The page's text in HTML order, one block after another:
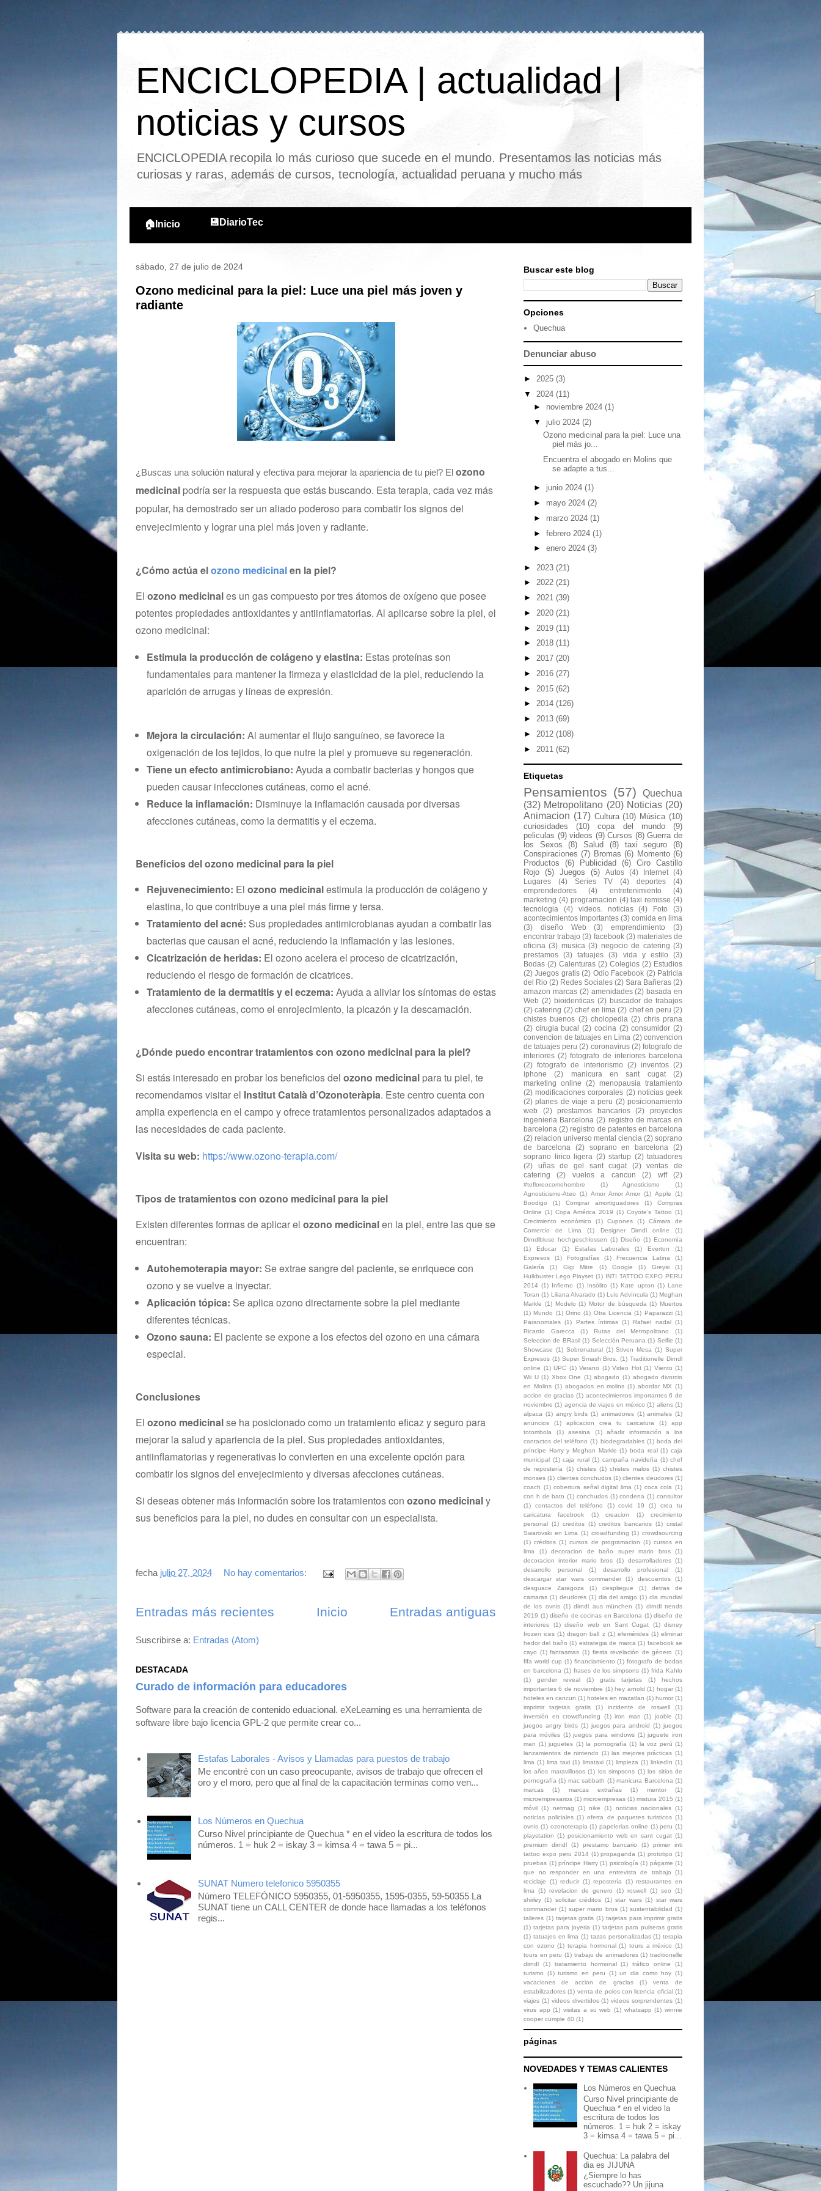
ENCICLOPEDIA | actualidad |
noticias y cursos
ENCICLOPEDIA recopila lo más curioso que sucede en el mundo. Presentamos las noticias más
curiosas y raras, además de cursos, tecnología, actualidad peruana y mucho más
🏠Inicio 💾DiarioTec
sábado, 27 de julio de 2024
Ozono medicinal para la piel: Luce una piel más joven y
radiante
¿Buscas una solución natural y efectiva para mejorar la apariencia de tu piel? El ozono
medicinal podría ser la respuesta que estás buscando. Esta terapia, cada vez más
popular, ha demostrado ser un aliado poderoso para combatir los signos del
envejecimiento y lograr una piel más joven y radiante.
¿Cómo actúa elozono medicinalen la piel?
El ozono medicinales un gas compuesto por tres átomos de oxígeno que posee
potentes propiedades antioxidantes y antiinflamatorias. Al aplicarse sobre la piel, el
ozono medicinal:
Estimula la producción de colágeno y elastina: Estas proteínas son
fundamentales para mantener la firmeza y elasticidad de la piel, reduciendo la
aparición de arrugas y líneas de expresión.
Mejora la circulación: Al aumentar el flujo sanguíneo, se favorece la
oxigenación de los tejidos, lo que nutre la piel y promueve su regeneración.
Tiene un efecto antimicrobiano: Ayuda a combatir bacterias y hongos que
pueden causar infecciones cutáneas, como el acné.
Reduce la inflamación: Disminuye la inflamación causada por diversas
afecciones cutáneas, como la dermatitis y el eczema.
Beneficios del ozono medicinal para la piel
Rejuvenecimiento: El ozono medicinalestimula la producción de colágeno y
elastina, lo que contribuye a una piel más firme y tersa.
Tratamiento del acné: Sus propiedades antimicrobianas ayudan a combatir las
bacterias que causan el acné, reduciendo la inflamación y las lesiones.
Cicatrización de heridas: El ozono acelera el proceso de cicatrización,
reduciendo el riesgo de formación de cicatrices.
Tratamiento de la dermatitis y el eczema: Ayuda a aliviar los síntomas de estas
afecciones cutáneas, como el enrojecimiento, la picazón y la descamación.
¿Dónde puedo encontrar tratamientos con ozono medicinal para la piel?
Si estás interesado en probar los beneficios del ozono medicinal para tu piel, te
recomendamos visitar el Institut Català d’Ozonoteràpia. Este centro cuenta con
amplia experiencia en el campo y ofrece tratamientos personalizados adaptados a
las necesidades de cada paciente.
Visita su web: https://www.ozono-terapia.com/
Tipos de tratamientos con ozono medicinal para la piel
Existen diferentes formas de aplicar el ozono medicinalen la piel, entre las que se
encuentran:
Autohemoterapia mayor: Se extrae sangre del paciente, se enriquece con
ozono y se vuelve a inyectar.
Aplicación tópica: Se aplica ozono directamente sobre la piel mediante
diferentes técnicas.
Ozono sauna: El paciente se expone a los efectos del ozono en una cámara
especial.
Conclusiones
El ozono medicinalse ha posicionado como un tratamiento eficaz y seguro para
mejorar la salud y apariencia de la piel. Sus propiedades antioxidantes,
antiinflamatorias y regenerativas lo convierten en una excelente opción para
combatir los signos del envejecimiento y diversas afecciones cutáneas.
Si deseas obtener más información sobre los tratamientos con ozono medicinaly
sus beneficios para la piel, no dudes en consultar con un especialista.
fecha julio 27, 2024 No hay comentarios:
Entradas más recientes Entradas antiguas
Inicio
Suscribirse a: Entradas (Atom)
DESTACADA
Curado de información para educadores
Software para la creación de contenido eduacional. eXeLearning es una herramienta de
software libre bajo licencia GPL-2 que permite crear co...
Estafas Laborales - Avisos y Llamadas para puestos de trabajo
Me encontré con un caso preocupante, avisos de trabajo que ofrecen el
oro y el moro, pero que al final de la capacitación terminas como ven...
Los Números en Quechua
Curso Nivel principiante de Quechua * en el video la escritura de todos los
números. 1 = huk 2 = iskay 3 = kimsa 4 = tawa 5 = pi...
SUNAT Numero telefonico 5950355
Número TELEFÓNICO 5950355, 01-5950355, 1595-0355, 59-50355 La
SUNAT tiene un CALL CENTER de donde hace llamadas a los teléfonos
regis...
Buscar este blog
Opciones
Quechua
Denunciar abuso
► 2025 (3)
▼ 2024 (11)
► noviembre 2024 (1)
▼ julio 2024 (2)
Ozono medicinal para la piel: Luce una
piel más jo...
Encuentra el abogado en Molins que
se adapte a tus...
► junio 2024 (1)
► mayo 2024 (2)
► marzo 2024 (1)
► febrero 2024 (1)
► enero 2024 (3)
► 2023 (21)
► 2022 (21)
► 2021 (39)
► 2020 (21)
► 2019 (11)
► 2018 (11)
► 2017 (20)
► 2016 (27)
► 2015 (62)
► 2014 (126)
► 2013 (69)
► 2012 (108)
► 2011 (62)
Etiquetas
Pensamientos (57)
Quechua
(32) Metropolitano (20) Noticias (20)
Animacion (17) Cultura (10) Música (10)
curiosidades
(10) copa del mundo
(9)
peliculas (9) videos (9) Cursos (8) Guerra de
los Sexos
(8) Salud (8) taxi seguro
(8)
Conspiraciones (7) Bromas (6) Momento (6)
Productos
(6) Publicidad (6) Ciro Castillo
Rojo (5) Juegos (5) Autos (4) Internet
(4)
Lugares
(4) Series TV (4) deportes
(4)
emprendedores
(4) entretenimiento
(4)
marketing (4) programacion (4) taxi remisse (4)
tecnologia
(4) videos. noticias (4) Foto
(3)
acontecimientos importantes (3) comida en lima
(3)
diseño Web (3) emprendimiento
(3)
encontrar trabajo (3) facebook (3) materiales de
oficina (3) musica (3) negocio de catering (3)
prestamos
(3) tatuajes (3) vida y estilo
(3)
Bodas (2) Calenturas (2) Colegios (2) Estudios
(2) Juegos gratis (2) Odio Facebook (2) Patricia
del Rio (2) Redes Sociales (2) Sara Bañeras (2)
amazon marcas (2) amenidades (2) basada en
Web (2) bioidenticas (2) buscador de trabajos
(2) catering (2) chef en lima (2) chef en peru (2)
chistes buenos (2) cholopedia (2) chris prana
(2) cirugia bucal (2) cocina (2) consumidor (2)
convencion de tatuajes en Lima (2) convencion
de tatuajes peru (2) coronavirus (2) fotografo de
interiores (2) fotografo de interiores barcelona
(2) fotografo de interiorismo (2) inventos (2)
iphone
(2) manicura en sant cugat
(2)
marketing online
(2) menopausia tratamiento
(2) modificaciones corporales (2) noticias geek
(2) planes de viaje a peru (2) posicionamiento
web
(2) prestamos bancarios (2)
proyectos
ingenieria Barcelona (2) registro de marcas en
barcelona (2) registro de patentes en barcelona
(2) relacion universo mental ciencia (2) soprano
de barcelona
(2) soprano en barcelona
(2)
soprano lirico ligera (2) startup (2) tatuadores
(2)
uñas de gel sant cugat (2)
ventas de
catering
(2) vuelos a cancun (2) wtf (2)
#tefloreocomohombre (1) Agnosticismo
(1)
Agnosticismo-Ateo
(1) Amor Amor Amor (1) Apple
(1)
Boodigo
(1) Comprar amortiguadores (1)
Compras
Online (1) Copa América 2019 (1) Coyote's Tattoo (1)
Crecimiento económico
(1) Cupones (1)
Cámara de
Comercio de Lima
(1) Designer Dirndl online
(1)
Dirndlbluse hochgeschlossen (1) Diseño (1) Economía
(1)
Educar (1) Estafas Laborales (1) Everton
(1)
Expresos
(1) Fotografías (1) Frecuencia Latina
(1)
Galería
(1) Gigi Mitre (1) Google (1) Greysi
(1)
Hulkbuster Lego Playset (1) INTI TATTOO EXPO PERU
2014 (1) Infierno (1) Insólito (1) Kate upton (1) Lane
Toran (1) Liliana Alvarado (1) Luis Advíncula (1) Meghan
Markle (1) Modelo (1) Motor de búsqueda (1) Muertos
(1) Mundo (1) Orino (1) Otra Licencia (1) Paparazzi (1)
Paranomales (1) Partes íntimas (1) Rafael nadal (1)
Ricardo Garecca
(1) Rutas del Metropolitano
(1)
Seleccion de BRasil (1) Selección Peruana (1) Selfie (1)
Showcase (1) Sobrenatural (1) Stiven Mesa (1) Super
Expresos (1) Super Smash Bros. (1) Traditionelle Dirndl
online (1) UPC (1) Verano (1) Video Hot (1) Viento (1)
Wii U (1) Xbox One (1) abogado (1) abogado divorcio
en Molins (1) abogados en molins (1) abordar MX (1)
accion de gracias (1) acontecimientos importantes 6 de
noviembre (1) agencia de viajes en méxico (1) aliens (1)
alpaca (1) angry birds (1) animadores (1) animales (1)
anuncios
(1) aplicacion crea tu caricatura (1)
app
totombola
(1) asesina (1)
añadir información a los
contactos del teléfono (1) biodegradables (1) boda del
príncipe Harry y Meghan Markle (1) boda real (1) caja
municipal (1) caja rural (1) campaña navideña (1) chef
de repostería
(1) chistes (1) chistes malos (1) chistes
monses (1) clientes conchudos (1) clientes deudores (1)
coach (1) cobertura señal digital lima (1) coca cola (1)
con h de bato (1) conchudos (1) condena (1) consultor
(1)
contactos del teléfono (1) covid 19 (1)
crea tu
caricatura facebook
(1) creacion (1)
crecimiento
personal (1) creditos (1) creditos bancarios (1) cristal
Swarovski en Lima (1) crowdfunding (1) crowdsourcing
(1) créditos (1) cursos de programacion (1) cursos en
lima
(1) decoracion de baño super mario bros
(1)
decoracion interior mario bros (1) desarrolladores (1)
desarrollo personal
(1) desarrollo profesional
(1)
descargar star wars commander
(1) descuentos
(1)
desguace Zaragoza
(1) despliegue (1)
detras de
camaras (1) deudores (1) dia del amigo (1) dia mundial
de los ovnis (1) dirndl aus münchen (1) dirndl trends
2019 (1) diseño de cocinas en Barcelona (1) diseño de
interiores
(1) diseño web en Sant Cugat (1) disney
frozen ices (1) dragon ball z (1) efemérides (1) eliminar
hedor del baño (1) estrategia de marca (1) facebook se
cayo (1) fantasmas (1) fiesta revelación de género (1)
fifa world cup (1) financiamiento (1) fotografo de bodas
en barcelona (1) frases de los simpsons (1) frida Kahlo
(1)
gender reveal (1) gratis tarjetas (1)
hechos
importantes 6 de noviembre (1) hey arnold (1) hogar (1)
hoteles en cancun (1) hoteles en mazatlan (1) humor (1)
imprimir tarjetas gratis
(1) incidente de roswell
(1)
inversión en crowdfunding
(1) iron man (1) jooble (1)
juegos angry birds (1) juegos para android (1) juegos
para móviles (1) juegos para windows (1) juguete iron
man (1) juguetes (1) la pornografía (1) la voz perú (1)
lanzamientos de nintendo (1) las mejores prácticas (1)
lima (1) lima taxi (1) limataxi (1) limpieza (1) linkedIn (1)
los años maravillosos (1) los simpsons (1) los sitios de
pornografía (1) mac sabbath (1) manicura Barcelona (1)
marcas
(1) marcas extrañas (1) mentor
(1)
microempresarios (1) microempresas (1) mistura 2015 (1)
móvil (1) netmag (1) nike (1) noticias nacionales (1)
noticias policiales (1) oferta de paquetes turisticos (1)
ovnis (1) ozonoterapia (1) papelerias online (1) peru (1)
playstation (1) posicionamiento web en sant cugat (1)
premium dirndl
(1) prestamo bancario (1)
primer inti
tattoo expo peru 2014 (1) propaganda (1) prototipo (1)
pruebas (1) príncipe Harry (1) psicología (1) págame (1)
que no responder en una entrevista de trabajo
(1)
reciclaje
(1) reducir (1) repostería (1) restaurantes en
lima
(1) revelacion de genero (1) roswell (1) seo
(1)
shirley (1) solicitar créditos (1) star wars (1) star wars
commander (1) super mario bros (1) sustentabilidad (1)
talleres (1) tarjetas gratis (1) tarjetas para imprimir gratis
(1) tarjetas para joyeria (1) tarjetas para pulseras gratis
(1) tatuajes en lima (1) tazas personalizadas (1) terapia
con ozono (1) terapia hormonal (1) tours a méxico (1)
tours en peru (1) trabajo de animadores (1) traditionelle
dirndl
(1) tratamiento hormonal (1) tráfico online
(1)
turismo
(1) turismo en peru (1) un dia como hoy (1)
vacaciones de accion de gracias
(1)
venta de
estabilizadores (1) venta de polos con licencia oficial (1)
viajes (1) videos divertidos (1) videos sorprendentes (1)
virus app (1) visitas a su web (1) whatsapp (1) winnie
cooper cumple 40 (1)
páginas
NOVEDADES Y TEMAS CALIENTES
Los Números en Quechua
Curso Nivel principiante de
Quechua * en el video la
escritura de todos los
números. 1 = huk 2 = iskay
3 = kimsa 4 = tawa 5 = pi...
Quechua: La palabra del
dia es JIJUNA
¿Siempre lo has
escuchado?? Un jijuna